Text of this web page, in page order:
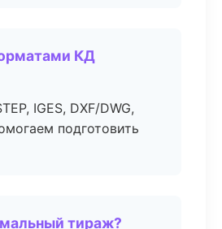
КД
IGES, DXF/DWG,
подготовить
тираж?